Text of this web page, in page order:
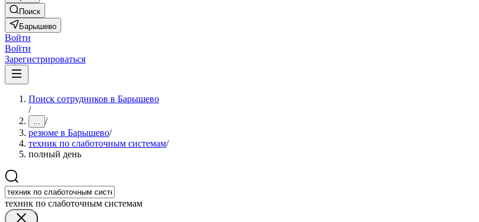
Поиск
Барышево
Войти
Войти
Зарегистрироваться
Поиск сотрудников в Барышево
/
... /
резюме в Барышево/
техник по слаботочным системам/
полный день
техник по слаботочным системам